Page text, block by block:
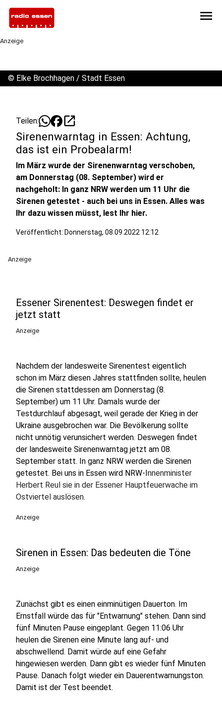
menu
Anzeige
© Elke Brochhagen / Stadt Essen
Teilen: open_in_new
Sirenenwarntag in Essen: Achtung,
das ist ein Probealarm!
Im März wurde der Sirenenwarntag verschoben,
am Donnerstag (08. September) wird er
nachgeholt: In ganz NRW werden um 11 Uhr die
Sirenen getestet - auch bei uns in Essen. Alles was
Ihr dazu wissen müsst, lest Ihr hier.
Veröffentlicht: Donnerstag, 08.09.2022 12:12
Anzeige
Essener Sirenentest: Deswegen findet er
jetzt statt
Anzeige
Nachdem der landesweite Sirenentest eigentlich
schon im März diesen Jahres stattfinden sollte, heulen
die Sirenen stattdessen am Donnerstag (8.
September) um 11 Uhr. Damals wurde der
Testdurchlauf abgesagt, weil gerade der Krieg in der
Ukraine ausgebrochen war. Die Bevölkerung sollte
nicht unnötig verunsichert werden. Deswegen findet
der landesweite Sirenenwarntag jetzt am 08.
September statt. In ganz NRW werden die Sirenen
getestet. Bei uns in Essen wird NRW-Innenminister
Herbert Reul sie in der Essener Hauptfeuerwache im
Ostviertel auslösen.
Anzeige
Sirenen in Essen: Das bedeuten die Töne
Anzeige
Zunächst gibt es einen einminütigen Dauerton. Im
Ernstfall würde das für "Entwarnung" stehen. Dann sind
fünf Minuten Pause eingeplant. Gegen 11:06 Uhr
heulen die Sirenen eine Minute lang auf- und
abschwellend. Damit würde auf eine Gefahr
hingewiesen werden. Dann gibt es wieder fünf Minuten
Pause. Danach folgt wieder ein Dauerentwarnungston.
Damit ist der Test beendet.